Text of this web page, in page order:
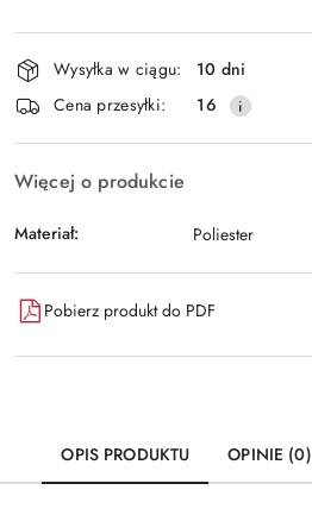
Wyślij
Dostępność
i
dostawa
Wysyłka w ciągu:
10 dni
Cena przesyłki:
16
Więcej o produkcie
Materiał: Poliester
Pobierz produkt do PDF
OPIS PRODUKTU OPINIE (0)